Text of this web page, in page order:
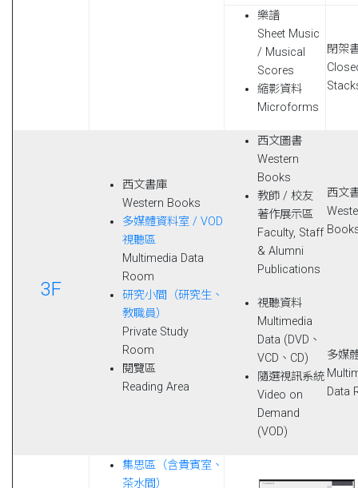
樂譜
Sheet Music
/ Musical
Scores
縮影資料
Microforms
閉架
3F
西文書庫
Western Books
多媒體資料室 / VOD
視聽區
Multimedia Data
Room
研究小間（研究生、
教職員）
Private Study
Room
閱覽區
Reading Area
西文圖書
Western
Books
教師 / 校友
著作展示區
Faculty, Staff
& Alumni
Publications
西文
視聽資料
Multimedia
Data (DVD、
VCD、CD)
隨選視訊系統
Video on
Demand
(VOD)
多媒
Data
集思區（含貴賓室、
茶水間）